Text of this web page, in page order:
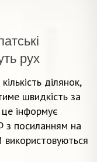
рух
ділянок,
швидкість за
інформує
з посиланням на
використовуються